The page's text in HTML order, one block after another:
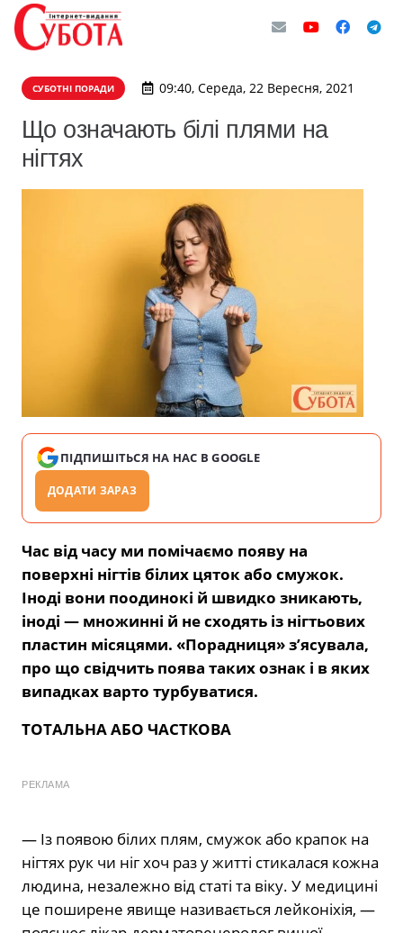
СУБОТНІ ПОРАДИ 09:40, Середа, 22 Вересня, 2021
Що означають білі плями на
нігтях
ПІДПИШІТЬСЯ НА НАС В GOOGLE
ДОДАТИ ЗАРАЗ
Час від часу ми помічаємо появу на
поверхні нігтів білих цяток або смужок.
Іноді вони поодинокі й швидко зникають,
іноді — множинні й не сходять із нігтьових
пластин місяцями. «Порадниця» з’ясувала,
про що свідчить поява таких ознак і в яких
випадках варто турбуватися.
ТОТАЛЬНА АБО ЧАСТКОВА
РЕКЛАМА
— Із появою білих плям, смужок або крапок на
нігтях рук чи ніг хоч раз у житті стикалася кожна
людина, незалежно від статі та віку. У медицині
це поширене явище називається лейконіхія, —